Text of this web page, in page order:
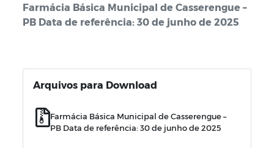
Farmácia Básica Municipal de Casserengue –
PB Data de referência: 30 de junho de 2025
Arquivos para Download
Farmácia Básica Municipal de Casserengue –
PB Data de referência: 30 de junho de 2025